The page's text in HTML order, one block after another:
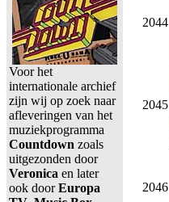
Voor het
internationale archief
zijn wij op zoek naar
afleveringen van het
muziekprogramma
Countdown zoals
uitgezonden door
Veronica en later
ook doorEuropa
2044
2045
2046